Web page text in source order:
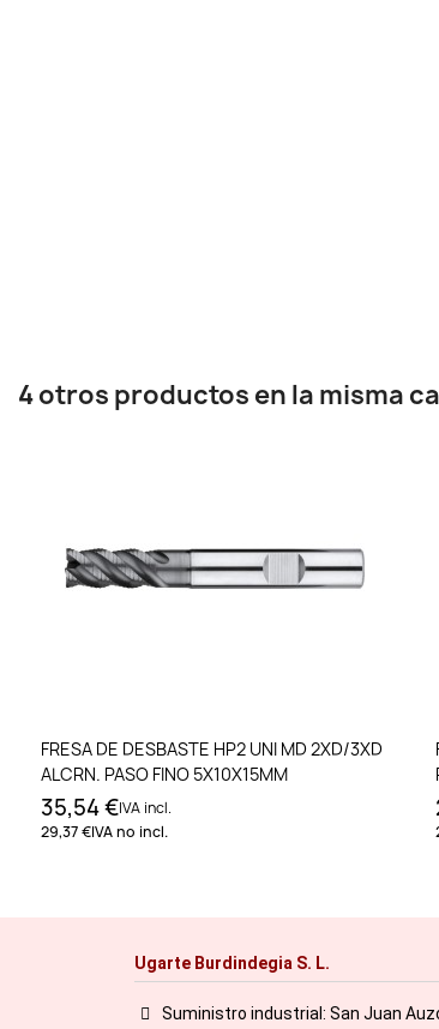
4 otros productos en la misma
Añadir al carrito
FRESA DE DESBASTE HP2 UNI MD 2XD/3XD
ALCRN. PASO FINO 5X10X15MM
35,54 €IVA incl.
29,37 €IVA no incl.
Ugarte Burdindegia S. L.
Suministro industrial: San Juan